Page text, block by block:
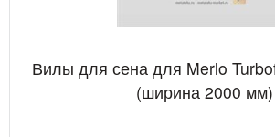
Вилы для сена для Merlo
(ширина 2000 мм)